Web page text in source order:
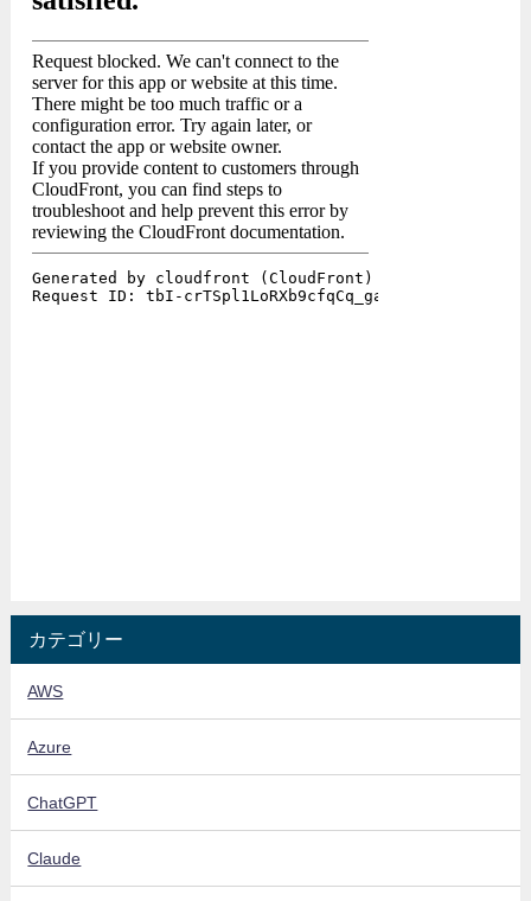
カテゴリー
AWS
Azure
ChatGPT
Claude